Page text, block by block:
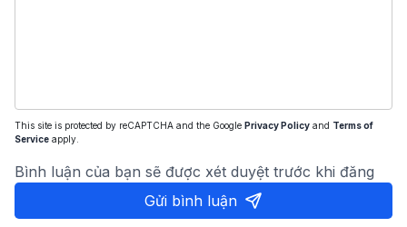
This site is protected by reCAPTCHA and the Google Privacy Policy and Terms of
Service apply.
Bình luận của bạn sẽ được xét duyệt trước khi đăng
Gửi bình luận